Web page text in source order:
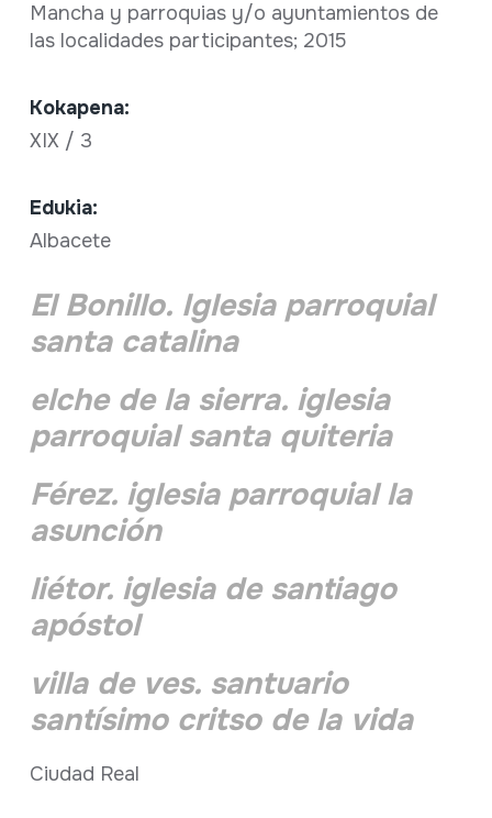
Mancha y parroquias y/o ayuntamientos de
las localidades participantes; 2015
Kokapena:
XIX / 3
Edukia:
Albacete
El Bonillo. Iglesia parroquial
santa catalina
elche de la sierra. iglesia
parroquial santa quiteria
Férez. iglesia parroquial la
asunción
liétor. iglesia de santiago
apóstol
villa de ves. santuario
santísimo critso de la vida
Ciudad Real